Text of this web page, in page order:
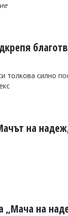
толкова силно
на
„Мача на